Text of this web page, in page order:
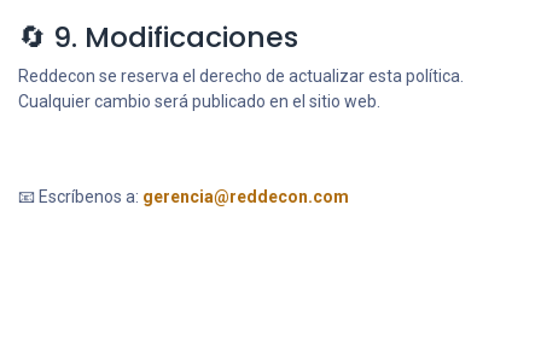
🔄 9. Modificaciones
Reddecon se reserva el derecho de actualizar esta política.
Cualquier cambio será publicado en el sitio web.
📧 Escríbenos a: gerencia@reddecon.com